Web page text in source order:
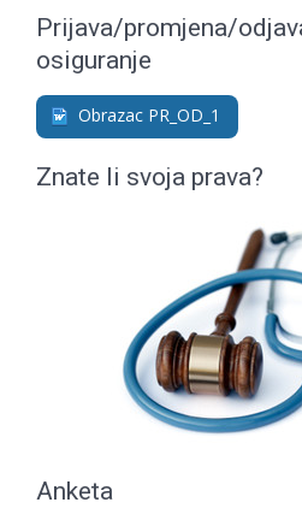
Prijava/promjena/
osiguranje
Obrazac PR_OD_1
Znate li svoja prava?
Anketa